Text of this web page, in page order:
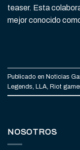
teaser. Esta
mejor conocido
Publicado en Noticias
Legends LLA Riot
NOSOTROS